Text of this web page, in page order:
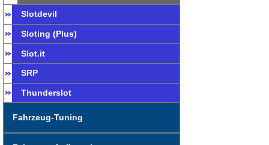
Slotdevil
Sloting (Plus)
Slot.it
SRP
Thunderslot
Fahrzeug-Tuning